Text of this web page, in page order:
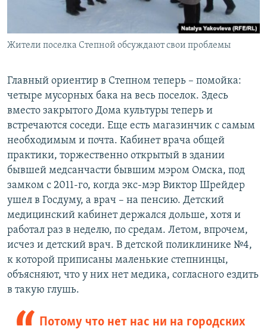
Жители поселка Степной обсуждают свои проблемы
Главный ориентир в Степном теперь – помойка:
четыре мусорных бака на весь поселок. Здесь
вместо закрытого Дома культуры теперь и
встречаются соседи. Еще есть магазинчик с самым
необходимым и почта. Кабинет врача общей
практики, торжественно открытый в здании
бывшей медсанчасти бывшим мэром Омска, под
замком с 2011-го, когда экс-мэр Виктор Шрейдер
ушел в Госдуму, а врач – на пенсию. Детский
медицинский кабинет держался дольше, хотя и
работал раз в неделю, по средам. Летом, впрочем,
исчез и детский врач. В детской поликлинике №4,
к которой приписаны маленькие степнинцы,
объясняют, что у них нет медика, согласного ездить
в такую глушь.
Потому что нет нас ни на городских